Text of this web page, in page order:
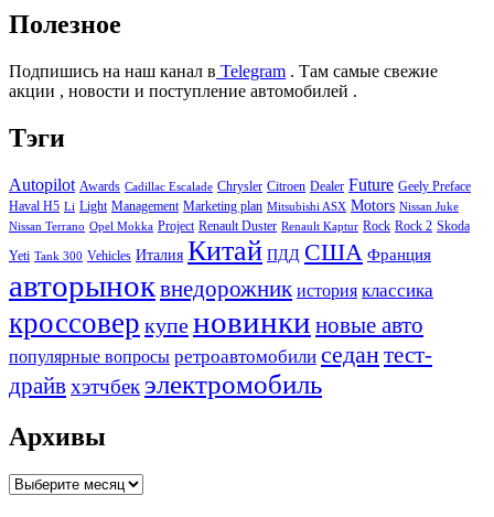
Полезное
Подпишись на наш канал в Telegram . Там самые свежие
акции , новости и поступление автомобилей .
Тэги
Autopilot Awards Cadillac Escalade Chrysler Citroen Dealer Future Geely Preface
Haval H5 Li Light Management Marketing plan Mitsubishi ASX Motors Nissan Juke
Nissan Terrano Opel Mokka Project Renault Duster Renault Kaptur Rock Rock 2 Skoda
Yeti Tank 300 Vehicles Италия Китай ПДД США Франция
авторыноквнедорожник история классика
кроссовер купеновинки новые авто
популярные вопросы ретроавтомобили седантест-
драйвхэтчбек электромобиль
Архивы
Архивы